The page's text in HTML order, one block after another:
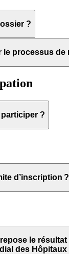
?
le processus de
?
d’inscription ?
le
des Hôpitaux